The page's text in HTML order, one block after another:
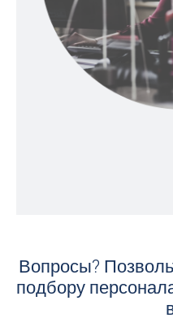
Вопросы?
подбору